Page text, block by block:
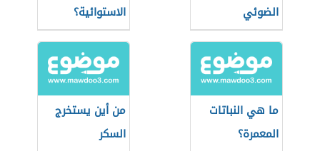
الضوئي
الاستوائية؟
ما هي النباتات
المعمرة؟
من أين يستخرج
السكر